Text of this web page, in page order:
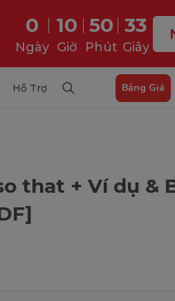
0
Ngày
10
Giờ
50
Phút
32
Giây
Hỗ Trợ Bảng Giá
that + Ví dụ &